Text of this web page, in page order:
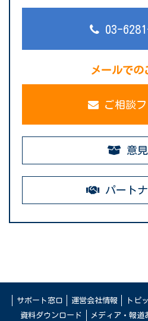
03-
メールでの
ご相談フ
意
パート
サポート窓口 運営会社情報 トピ
資料ダウンロード
メディア・報道